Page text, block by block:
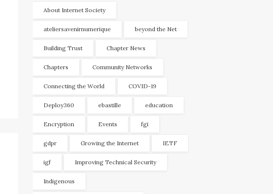
About Internet Society
ateliersavenirnumerique beyond the Net
Building Trust Chapter News
Chapters Community Networks
Connecting the World COVID-19
Deploy360 ebastille education
Encryption Events fgi
gdpr Growing the Internet IETF
igf Improving Technical Security
Indigenous